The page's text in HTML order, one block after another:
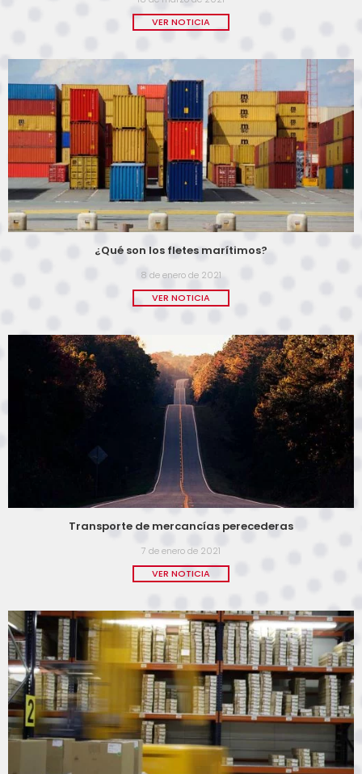
VER NOTICIA
¿Qué son los fletes marítimos?
8 de enero de 2021
VER NOTICIA
Transporte de mercancías perecederas
7 de enero de 2021
VER NOTICIA